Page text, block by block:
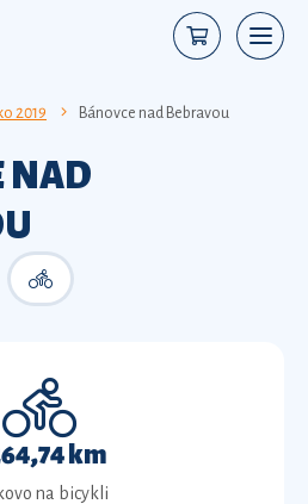
2019 Bánovce nad Bebravou
NAD
km
na bicykli